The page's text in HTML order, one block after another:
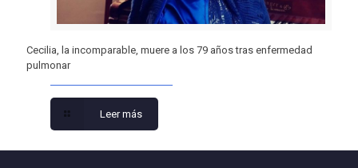
Cecilia, la incomparable, muere a los 79 años tras enfermedad
pulmonar
Leer más